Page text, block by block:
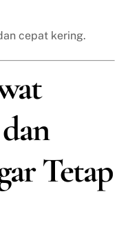
cepat kering.
Tetap